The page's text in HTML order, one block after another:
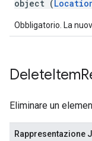
object (
Obbligatorio. La
DeleteItem
Eliminare un
Rappresentazione